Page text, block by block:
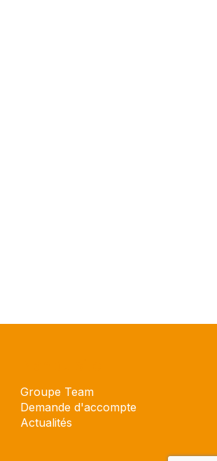
Groupe Team
Demande d'accompte
Actualités